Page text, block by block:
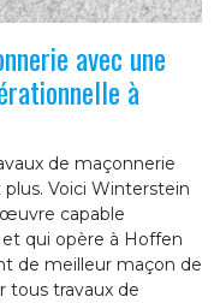
avec une
à
de maçonnerie
Voici Winterstein
capable
qui opère à Hoffen
de meilleur maçon de
tous travaux de